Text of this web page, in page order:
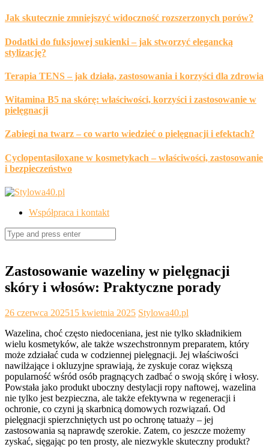
Skip
content
Jak skutecznie zmniejszyć widoczność rozszerzonych porów?
Dodatki do fuksjowej sukienki – jak stworzyć elegancką
stylizację?
Terapia TENS – jak działa, zastosowania i korzyści dla zdrowia
Witamina B5 na skórę: właściwości, korzyści i zastosowanie w
pielęgnacji
Zabiegi na twarz – co warto wiedzieć o pielęgnacji i efektach?
Cyclopentasiloxane w kosmetykach – właściwości, zastosowanie
i bezpieczeństwo
Współpraca i kontakt
Search
for:
Zastosowanie wazeliny w pielęgnacji
skóry i włosów: Praktyczne porady
26 czerwca 202515 kwietnia 2025 Stylowa40.pl
Wazelina, choć często niedoceniana, jest nie tylko składnikiem
wielu kosmetyków, ale także wszechstronnym preparatem, który
może zdziałać cuda w codziennej pielęgnacji. Jej właściwości
nawilżające i okluzyjne sprawiają, że zyskuje coraz większą
popularność wśród osób pragnących zadbać o swoją skórę i włosy.
Powstała jako produkt uboczny destylacji ropy naftowej, wazelina
nie tylko jest bezpieczna, ale także efektywna w regeneracji i
ochronie, co czyni ją skarbnicą domowych rozwiązań. Od
pielęgnacji spierzchniętych ust po ochronę tatuaży – jej
zastosowania są naprawdę szerokie. Zatem, co jeszcze możemy
zyskać, sięgając po ten prosty, ale niezwykle skuteczny produkt?